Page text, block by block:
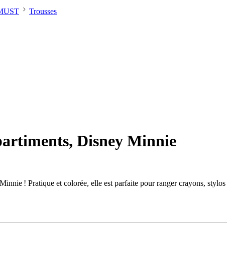
Trousses
Disney Minnie
! Pratique et colorée, elle est parfaite pour ranger crayons,